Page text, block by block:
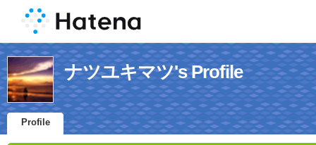
ナツユキマツ's Profile
Profile